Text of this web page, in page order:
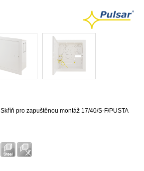
Skříň pro zapuštěnou montáž 17/40/S-F/PUSTA